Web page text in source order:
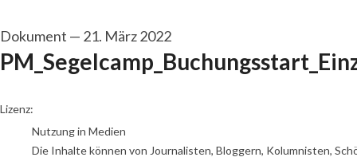
Dokument — 21. März 2022
go to media item
Lizenz:
Nutzung in Medien
Die Inhalte können von Journalisten, Bloggern, Kolumnisten,